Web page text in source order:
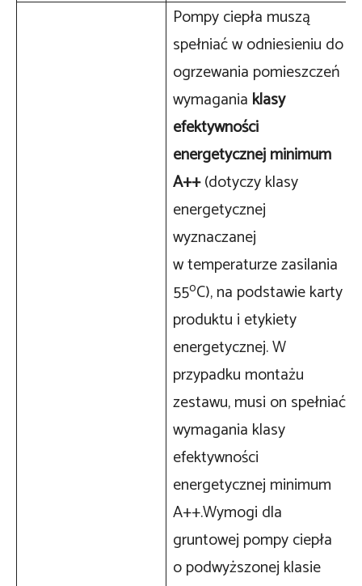
Pompy ciepła muszą
spełniać w odniesieniu do
ogrzewania pomieszczeń
wymagania klasy
efektywności
energetycznej minimum
A++(dotyczy klasy
energetycznej
wyznaczanej
w temperaturze zasilania
55oC), na podstawie karty
produktu i etykiety
energetycznej. W
przypadku montażu
zestawu, musi on spełniać
wymagania klasy
efektywności
energetycznej minimum
A++.Wymogi dla
gruntowej pompy ciepła
o podwyższonej klasie